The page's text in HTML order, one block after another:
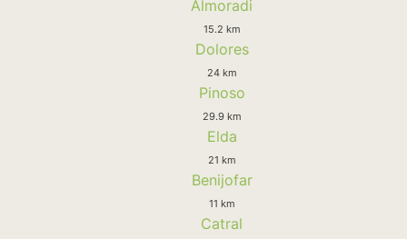
Almoradi
15.2 km
Dolores
24 km
Pinoso
29.9 km
Elda
21 km
Benijofar
11 km
Catral